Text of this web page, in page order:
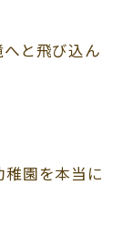
と飛び込ん
園を本当に